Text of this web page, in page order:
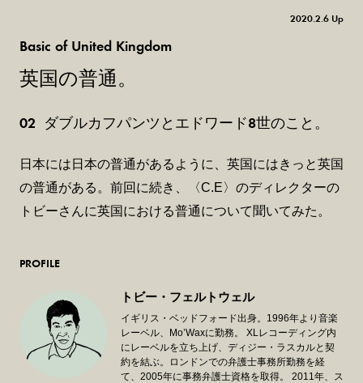
2020.2.6 Up
Basic of United Kingdom
英国の普通。
02 ダブルカフパンツとエドワード8世のこと。
日本には日本の普通があるように、英国にはきっと英国
の普通がある。前回に続き、〈C.E〉のディレクターの
トビーさんに英国における普通について聞いてみた。
PROFILE
トビー・フェルトウェル
イギリス・ベッドフォード出身。1996年より音楽
レーベル、Mo’Waxに勤務。 XLレコーディング内
にレーベルを立ち上げ、ディジー・ラスカルと契
約を結ぶ。ロンドンでの弁護士事務所勤務を経
て、2005年に事務弁護士資格を取得。 2011年、ス